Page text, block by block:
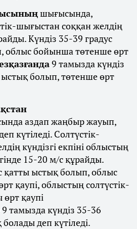
шығысында,
шығыстан соққан желдің
Күндіз 35-39 градус
облыс бойынша төтенше өрт
9 тамызда күндіз
ыстық болып, төтенше өрт
аздап жаңбыр жауып,
күтіледі. Солтүстік-
күндізгі екпіні облыстың
15-20 м/с құрайды.
қатты ыстық болып, облыс
қаупі, облыстың солтүстік-
қаупі
9 тамызда күндіз 35-36
деп күтіледі.